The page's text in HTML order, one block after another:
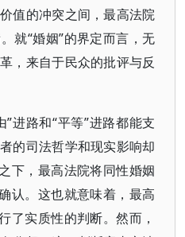
值的冲突之间，最高法院
就“婚姻”的界定而言，无
，来自于民众的批评与反
进路和“平等”进路都能支
的司法哲学和现实影响却
下，最高法院将同性婚姻
认。这也就意味着，最高
了实质性的判断。然而，